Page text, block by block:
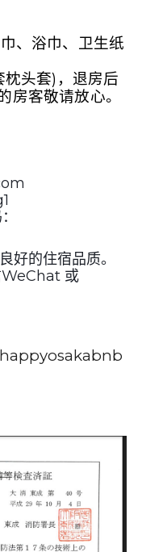
、浴巾、卫生纸
枕头套) ，退房后
房客敬请放心。
好的住宿品质。
或